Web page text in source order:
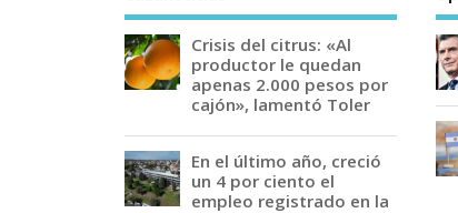
Crisis del citrus: «Al
productor le quedan
apenas 2.000 pesos por
cajón», lamentó Toler
En el último año, creció
un 4 por ciento el
empleo registrado en la